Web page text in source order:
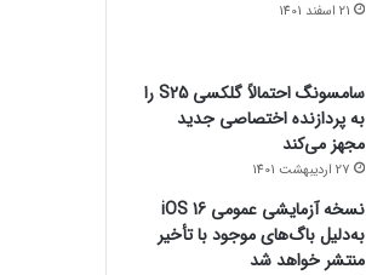
21 اسفند 1401
سامسونگ احتمالاً گلکسی S25 را
به پردازنده اختصاصی جدید
مجهز می‌کند
27 اردیبهشت 1401
نسخه آزمایشی عمومی iOS 16
به‌دلیل باگ‌های موجود با تأخیر
منتشر خواهد شد